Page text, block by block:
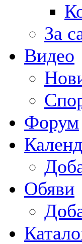
За
Видео
Форум
Обяви